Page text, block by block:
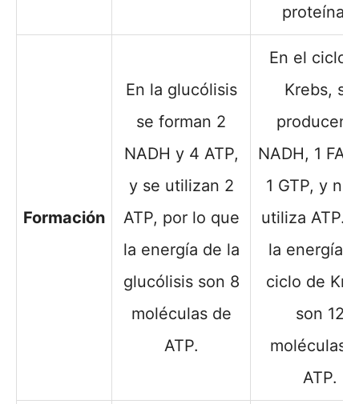
proteínas.
Formación
En la glucólisis
se forman 2
NADH y 4 ATP,
y se utilizan 2
ATP, por lo que
la energía de la
glucólisis son 8
moléculas de
ATP.
En el ciclo
Krebs, se
producen
NADH, 1
1 GTP, y no
utiliza ATP.
la energía
ciclo de
son 12
moléculas
ATP.